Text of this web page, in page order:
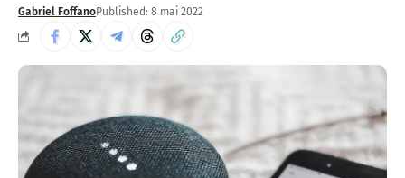
Gabriel FoffanoPublished: 8 mai 2022